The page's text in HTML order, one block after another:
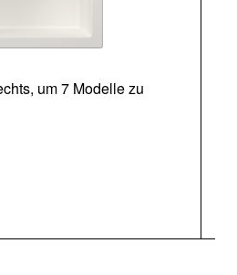
um 7 Modelle zu